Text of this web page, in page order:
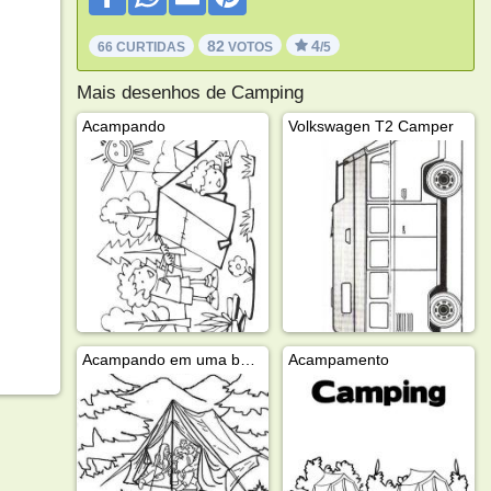
66 CURTIDAS 82 VOTOS 4/5
Mais desenhos de Camping
Acampando Volkswagen T2 Camper
Acampando em uma barraca Acampamento